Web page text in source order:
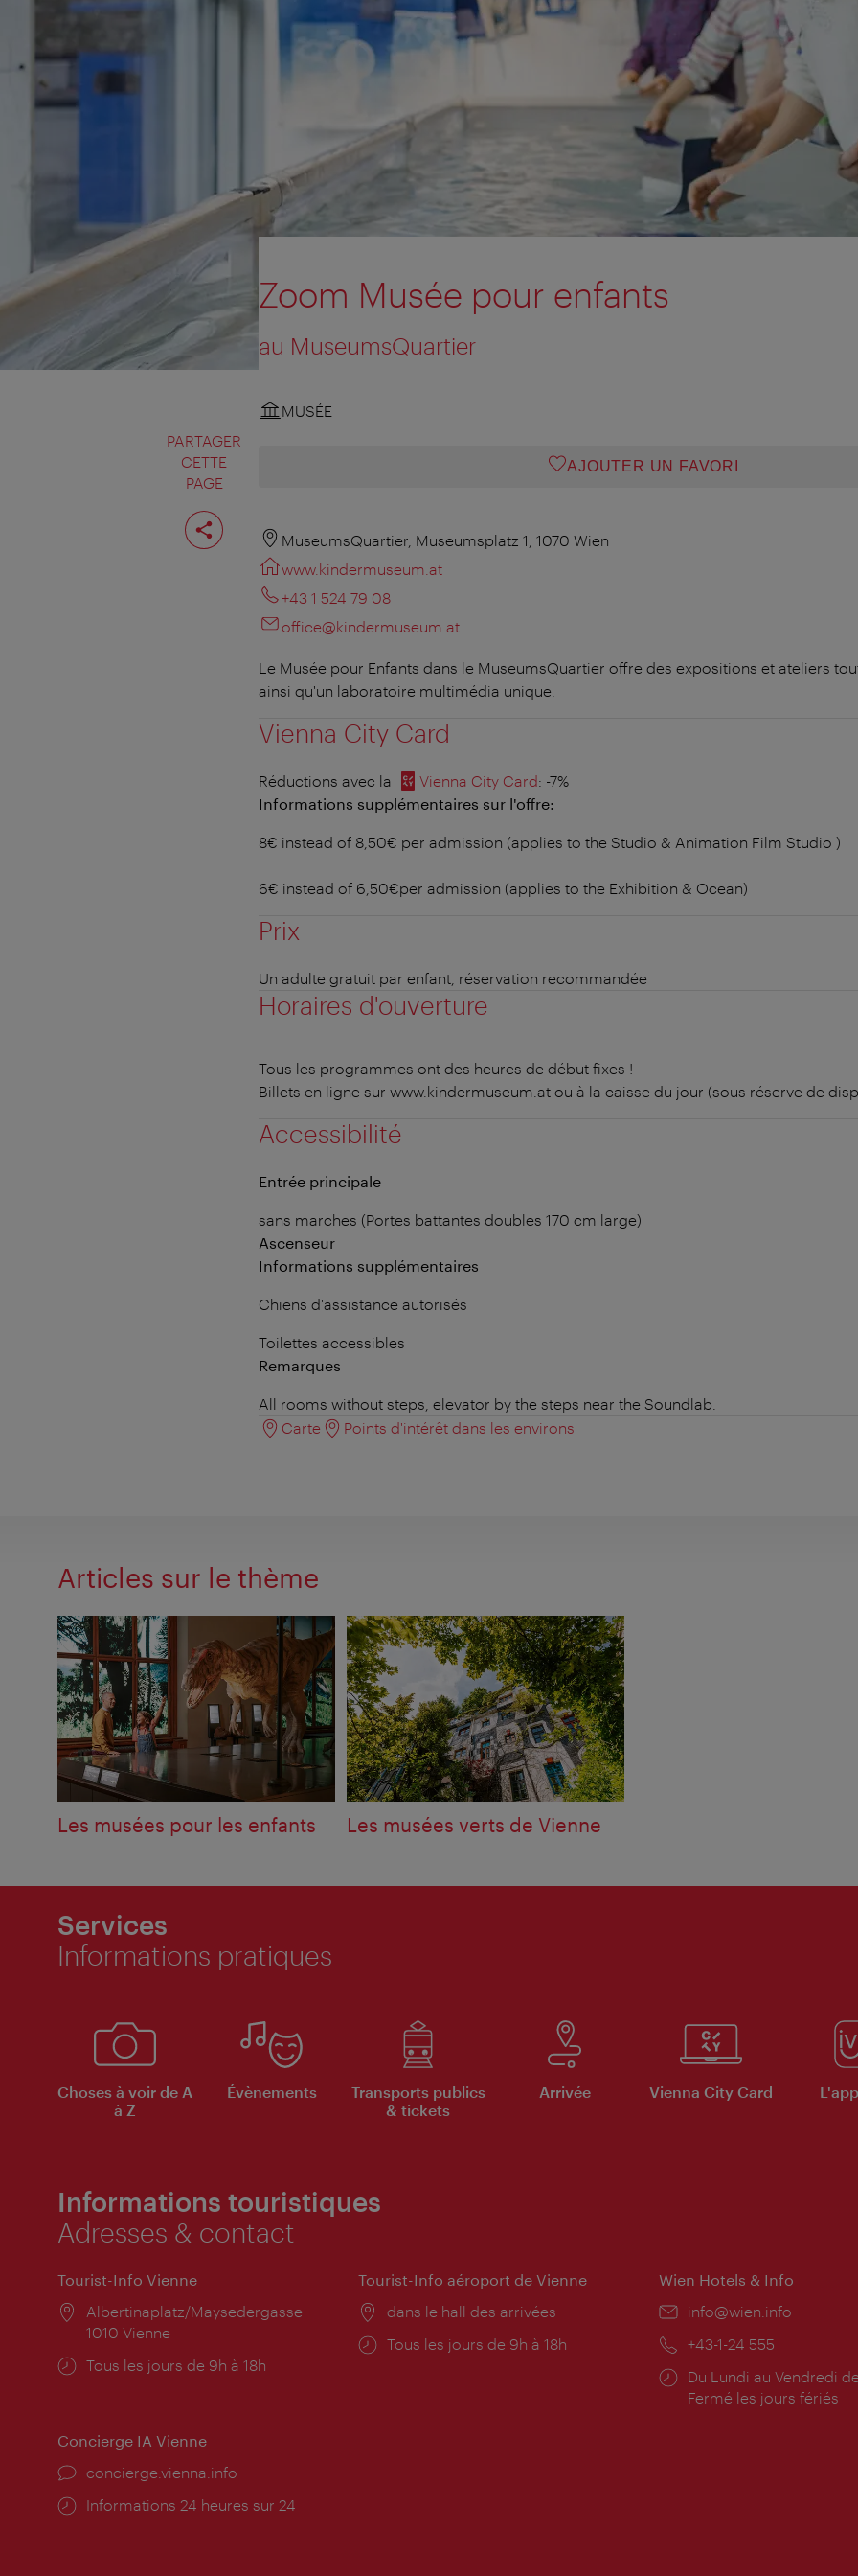
PARTAGER
CETTE
PAGE
Partager
cette
page
Zoom Musée pour enfants
au MuseumsQuartier
MUSÉE
AJOUTER UN FAVORI
MuseumsQuartier, Museumsplatz 1, 1070 Wien
www.kindermuseum.at
+43 1 524 79 08
office@kindermuseum.at
Le Musée pour Enfants dans le MuseumsQuartier offre des expositions et ateliers
ainsi qu'un laboratoire multimédia unique.
Vienna City Card
Réductions avec la Vienna City Card: -7%
Informations supplémentaires sur l'offre:
8€ instead of 8,50€ per admission (applies to the Studio & Animation Film Studio )
6€ instead of 6,50€per admission (applies to the Exhibition & Ocean)
Prix
Un adulte gratuit par enfant, réservation recommandée
Horaires d'ouverture
Tous les programmes ont des heures de début fixes !
Billets en ligne sur www.kindermuseum.at ou à la caisse du jour (sous réserve de
Accessibilité
Entrée principale
sans marches (Portes battantes doubles 170 cm large)
Ascenseur
Informations supplémentaires
Chiens d'assistance autorisés
Toilettes accessibles
Remarques
All rooms without steps, elevator by the steps near the Soundlab.
Carte
Points d'intérêt dans les environs
Articles sur le thème
Les musées pour les enfants Les musées verts de Vienne
Services
Informations pratiques
Choses à voir de A
à Z
Évènements
Transports publics
& tickets
Arrivée Vienna City Card
Informations touristiques
Adresses & contact
Tourist-Info Vienne
Lieu:
Albertinaplatz/Maysedergasse
1010 Vienne
Horaires
Tous les jours de 9h à 18h
Tourist-Info aéroport de Vienne
Lieu:
dans le hall des arrivées
Horaires
Tous les jours de 9h à 18h
Wien Hotels & Info
E-
info@wien.info
Téléphone:
+43-1-24 555
Horaires
d'ouverture:
Du Lundi au Vendredi
Fermé les jours fériés
Concierge IA Vienne
Ort:
concierge.vienna.info
Öffnungszeiten:
Informations 24 heures sur 24